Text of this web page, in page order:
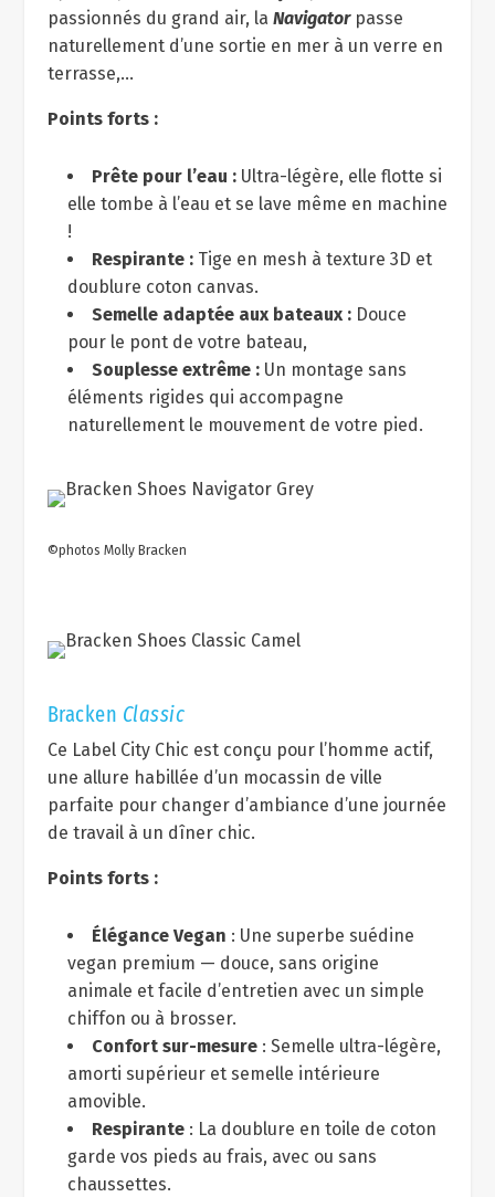
passionnés du grand air, la Navigator passe
naturellement d’une sortie en mer à un verre en
terrasse,…
Points forts :
Prête pour l’eau :Ultra-légère, elle flotte si
elle tombe à l’eau et se lave même en machine
!
Respirante :Tige en mesh à texture 3D et
doublure coton canvas.
Semelle adaptée aux bateaux :Douce
pour le pont de votre bateau,
Souplesse extrême :Un montage sans
éléments rigides qui accompagne
naturellement le mouvement de votre pied.
©photos Molly Bracken
Bracken Classic
Ce Label City Chic est conçu pour l’homme actif,
une allure habillée d’un mocassin de ville
parfaite pour changer d’ambiance d’une journée
de travail à un dîner chic.
Points forts :
Élégance Vegan : Une superbe suédine
vegan premium — douce, sans origine
animale et facile d’entretien avec un simple
chiffon ou à brosser.
Confort sur-mesure: Semelle ultra-légère,
amorti supérieur et semelle intérieure
amovible.
Respirante : La doublure en toile de coton
garde vos pieds au frais, avec ou sans
chaussettes.